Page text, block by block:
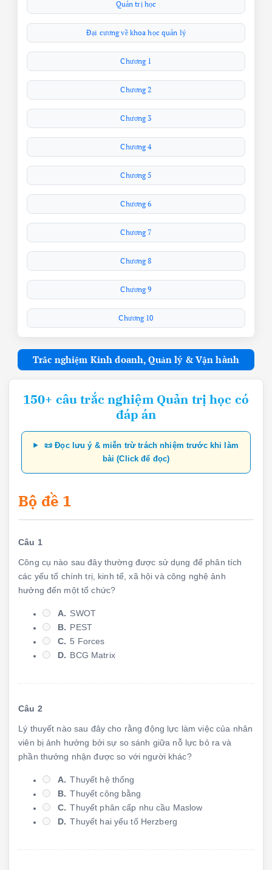
Quản trị học
Đại cương về khoa học quản lý
Chương 1
Chương 2
Chương 3
Chương 4
Chương 5
Chương 6
Chương 7
Chương 8
Chương 9
Chương 10
Trắc nghiệm Kinh doanh, Quản lý & Vận hành
150+ câu trắc nghiệm Quản trị học có
đáp án
📜 Đọc lưu ý & miễn trừ trách nhiệm trước khi làm
bài (Click để đọc)
Bộ đề 1
Câu 1
Công cụ nào sau đây thường được sử dụng để phân tích
các yếu tố chính trị, kinh tế, xã hội và công nghệ ảnh
hưởng đến một tổ chức?
A. SWOT
B. PEST
C. 5 Forces
D. BCG Matrix
Câu 2
Lý thuyết nào sau đây cho rằng động lực làm việc của nhân
viên bị ảnh hưởng bởi sự so sánh giữa nỗ lực bỏ ra và
phần thưởng nhận được so với người khác?
A. Thuyết hệ thống
B. Thuyết công bằng
C. Thuyết phân cấp nhu cầu Maslow
D. Thuyết hai yếu tố Herzberg